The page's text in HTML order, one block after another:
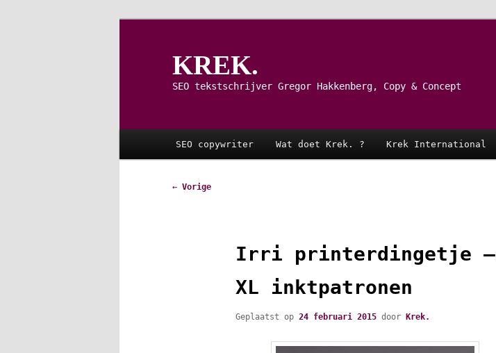
KREK.
SEO tekstschrijver Gregor Hakkenberg, Copy & Concept
SEO copywriter Wat doet Krek. ? Krek International
Bericht
← Vorige
Irri printerdingetje –
XL inktpatronen
Geplaatst op 24 februari 2015 door Krek.